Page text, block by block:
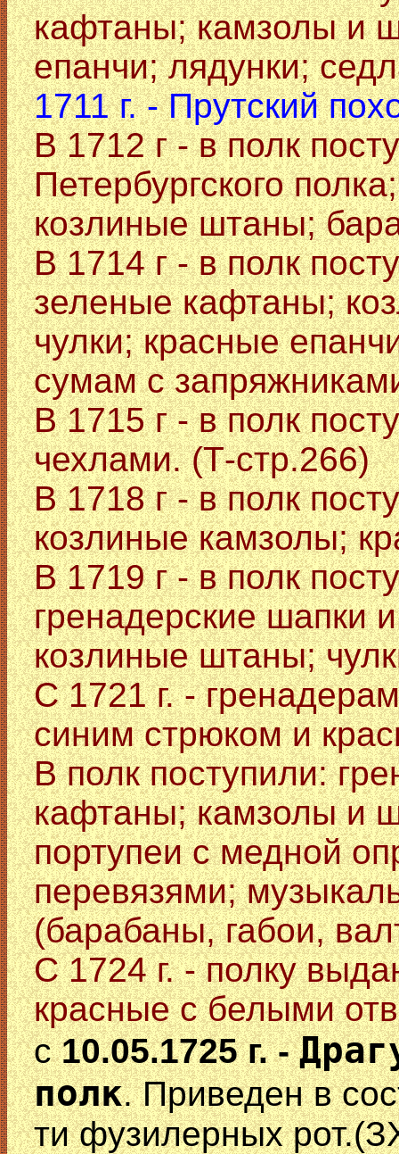
кафтаны; камзолы и
епанчи; лядунки;
1711 г. - Прутский
В 1712 г - в полк
Петербургского
козлиные штаны;
В 1714 г - в полк
зеленые кафтаны;
чулки; красные
сумам с
В 1715 г - в полк
чехлами. (Т-стр.266)
В 1718 г - в полк
козлиные камзолы;
В 1719 г - в полк
гренадерские шапки
козлиные штаны;
С 1721 г. -
синим стрюком и
В полк поступили:
кафтаны; камзолы и
портупеи с медной
перевязями;
(барабаны, габои,
С 1724 г. - полку
красные с белыми
с10.05.1725 г. -
полк. Приведен в
ти фузилерных